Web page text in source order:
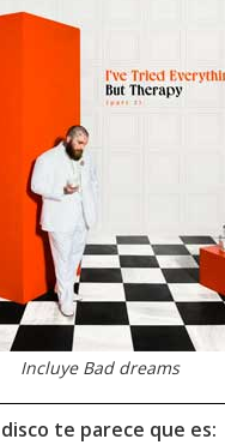
Incluye Bad dreams
disco te parece que es: